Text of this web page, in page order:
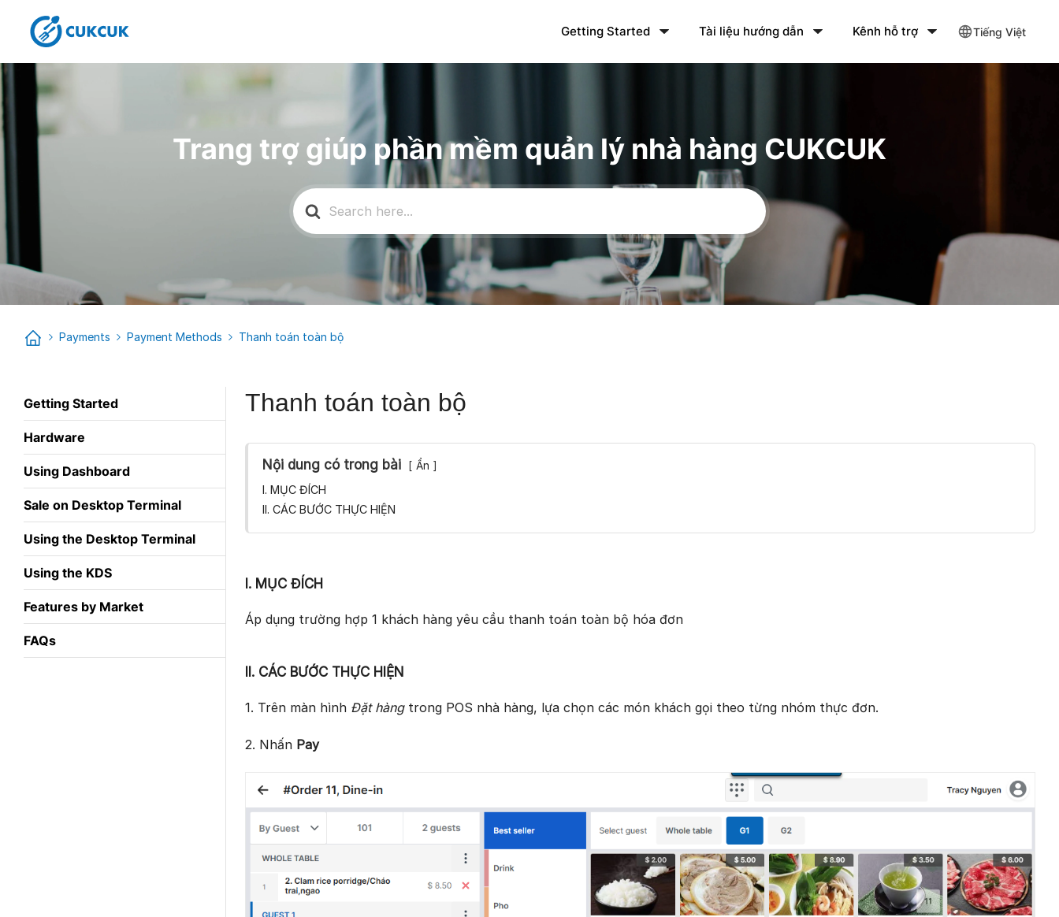
Getting Started Tài liệu hướng dẫn Kênh hỗ trợ Tiếng Việt
Trang trợ giúp phần mềm quản lý nhà hàng CUKCUK
Search
for:
Payments Payment Methods Thanh toán toàn bộ
Getting Started
Hardware
Using Dashboard
Sale on Desktop Terminal
Using the Desktop Terminal
Using the KDS
Features by Market
FAQs
Thanh toán toàn bộ
Nội dung có trong bài Ẩn
I. MỤC ĐÍCH
II. CÁC BƯỚC THỰC HIỆN
I. MỤC ĐÍCH
Áp dụng trường hợp 1 khách hàng yêu cầu thanh toán toàn bộ hóa đơn
II. CÁC BƯỚC THỰC HIỆN
1. Trên màn hình Đặt hàngtrong POS nhà hàng, lựa chọn các món khách gọi theo từng nhóm thực đơn.
2. Nhấn Pay